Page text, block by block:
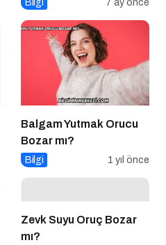
Bilgi 7 ay önce
Balgam Yutmak Orucu
Bozar mı?
Bilgi 1 yıl önce
Zevk Suyu Oruç Bozar
mı?